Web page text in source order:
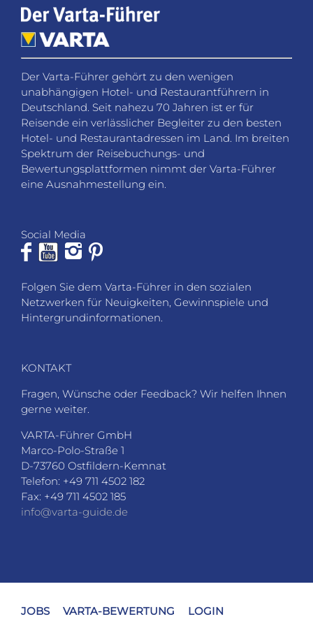
Der Varta-Führer gehört zu den wenigen
unabhängigen Hotel- und Restaurantführern in
Deutschland. Seit nahezu 70 Jahren ist er für
Reisende ein verlässlicher Begleiter zu den besten
Hotel- und Restaurantadressen im Land. Im breiten
Spektrum der Reisebuchungs- und
Bewertungsplattformen nimmt der Varta-Führer
eine Ausnahmestellung ein.
Social Media
Folgen Sie dem Varta-Führer in den sozialen
Netzwerken für Neuigkeiten, Gewinnspiele und
Hintergrundinformationen.
KONTAKT
Fragen, Wünsche oder Feedback? Wir helfen Ihnen
gerne weiter.
VARTA-Führer GmbH
Marco-Polo-Straße 1
D-73760 Ostfildern-Kemnat
Telefon: +49 711 4502 182
Fax: +49 711 4502 185
info@varta-guide.de
JOBS VARTA-BEWERTUNG LOGIN